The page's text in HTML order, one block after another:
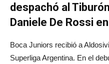
despachó al
Daniele De Rossi
Boca Juniors recibió a
Superliga Argentina. En el